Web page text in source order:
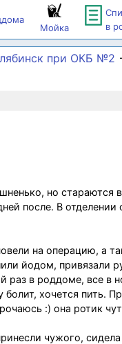
Мойка
в
при ОКБ №2
но стараются
после. В
на операцию, а
йодом, привязали
раз в роддоме, все в
болит, хочется пить.
:) она ротик
чужого,